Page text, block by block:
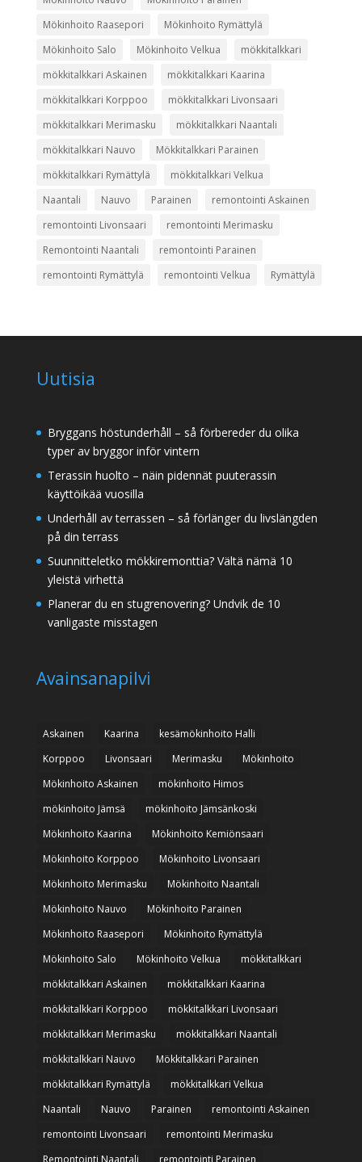
Mökinhoito Raasepori
Mökinhoito Rymättylä
Mökinhoito Salo
Mökinhoito Velkua
mökkitalkkari
mökkitalkkari Askainen
mökkitalkkari Kaarina
mökkitalkkari Korppoo
mökkitalkkari Livonsaari
mökkitalkkari Merimasku
mökkitalkkari Naantali
mökkitalkkari Nauvo
Mökkitalkkari Parainen
mökkitalkkari Rymättylä
mökkitalkkari Velkua
Naantali
Nauvo Parainen
remontointi Askainen
remontointi Livonsaari
remontointi Merimasku
Remontointi Naantali
remontointi Parainen
remontointi Rymättylä
remontointi Velkua Rymättylä
Uutisia
Bryggans höstunderhåll – så förbereder du olika
typer av bryggor inför vintern
Terassin huolto – näin pidennät puuterassin
käyttöikää vuosilla
Underhåll av terrassen – så förlänger du livslängden
på din terrass
Suunnitteletko mökkiremonttia? Vältä nämä 10
yleistä virhettä
Planerar du en stugrenovering? Undvik de 10
vanligaste misstagen
Avainsanapilvi
Askainen Kaarina
kesämökinhoito Halli
Korppoo
Livonsaari Merimasku
Mökinhoito
Mökinhoito Askainen
mökinhoito Himos
mökinhoito Jämsä
mökinhoito Jämsänkoski
Mökinhoito Kaarina
Mökinhoito Kemiönsaari
Mökinhoito Korppoo
Mökinhoito Livonsaari
Mökinhoito Merimasku
Mökinhoito Naantali
Mökinhoito Nauvo
Mökinhoito Parainen
Mökinhoito Raasepori
Mökinhoito Rymättylä
Mökinhoito Salo
Mökinhoito Velkua
mökkitalkkari
mökkitalkkari Askainen
mökkitalkkari Kaarina
mökkitalkkari Korppoo
mökkitalkkari Livonsaari
mökkitalkkari Merimasku
mökkitalkkari Naantali
mökkitalkkari Nauvo
Mökkitalkkari Parainen
mökkitalkkari Rymättylä
mökkitalkkari Velkua
Naantali
Nauvo Parainen
remontointi Askainen
remontointi Livonsaari
remontointi Merimasku
Remontointi Naantali
remontointi Parainen